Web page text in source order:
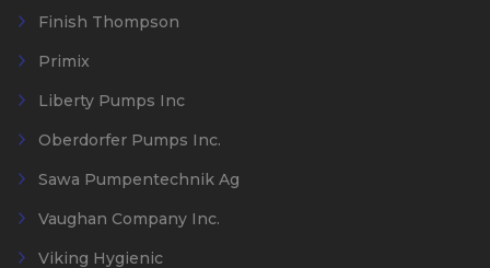
Finish Thompson
Primix
Liberty Pumps Inc
Oberdorfer Pumps Inc.
Sawa Pumpentechnik Ag
Vaughan Company Inc.
Viking Hygienic